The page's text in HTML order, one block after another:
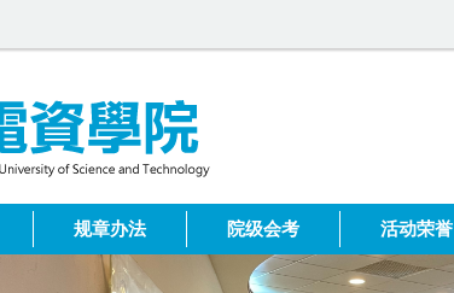
规章办法 院级会考 活动荣誉